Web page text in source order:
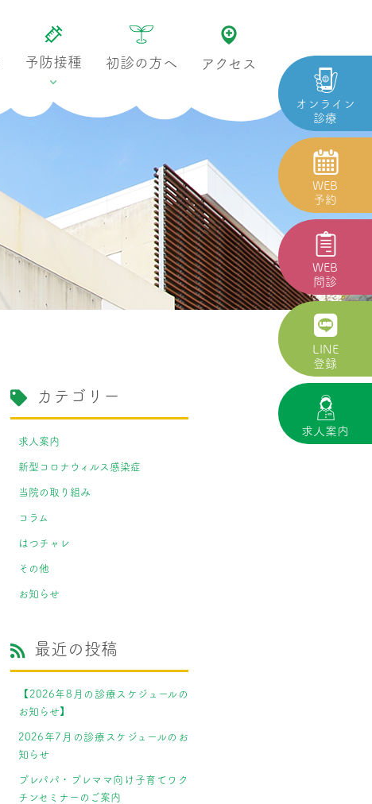
オンライン
診療
WEB
予約
WEB
問診
LINE
登録
求人案内
予防接種 初診の方へ アクセス
カテゴリー
求人案内
新型コロナウィルス感染症
当院の取り組み
コラム
はつチャレ
その他
お知らせ
最近の投稿
【2026年8月の診療スケジュールの
お知らせ】
2026年7月の診療スケジュールのお
知らせ
プレパパ・プレママ向け子育てワク
チンセミナーのご案内